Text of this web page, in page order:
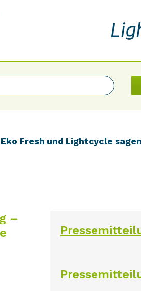
Fresh und Lightcycle sagen
–